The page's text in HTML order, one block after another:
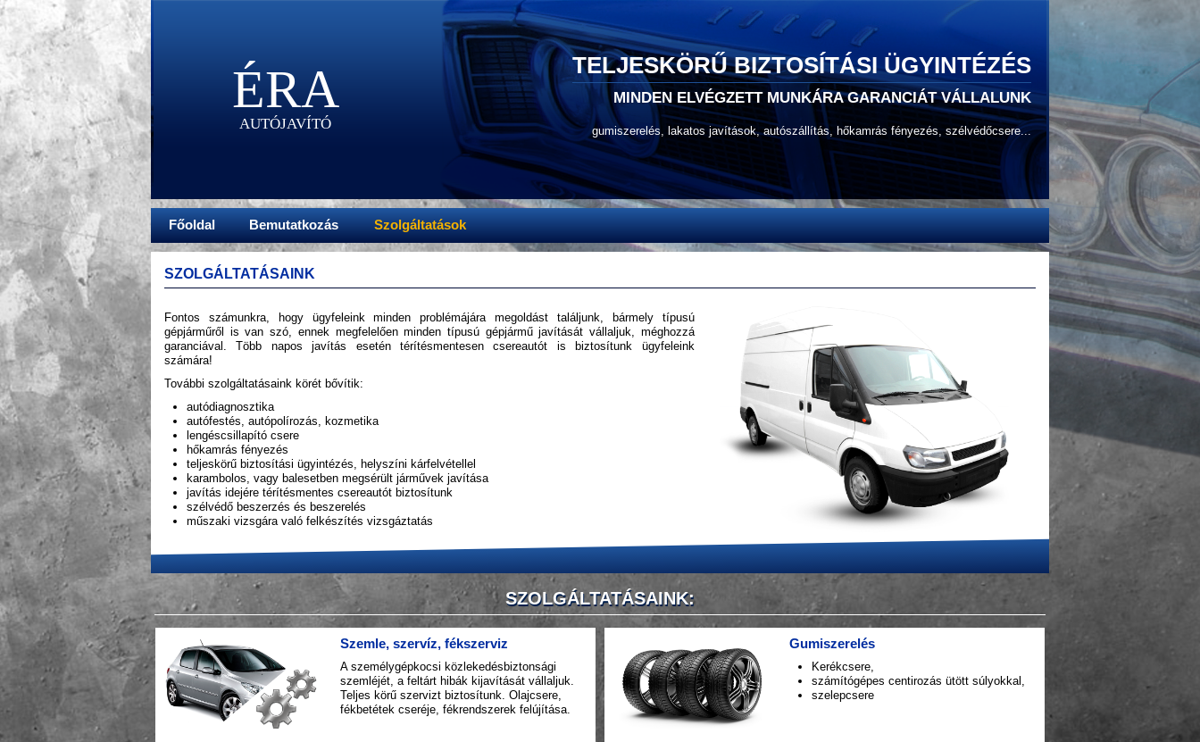
ÉRA
AUTÓJAVÍTÓ
TELJESKÖRŰ BIZTOSÍTÁSI ÜGYINTÉZÉS
MINDEN ELVÉGZETT MUNKÁRA GARANCIÁT VÁLLALUNK
gumiszerelés, lakatos javítások, autószállítás, hőkamrás fényezés, szélvédőcsere...
Főoldal Bemutatkozás Szolgáltatások
SZOLGÁLTATÁSAINK
Fontos számunkra, hogy ügyfeleink minden problémájára megoldást találjunk, bármely típusú
gépjárműről is van szó, ennek megfelelően minden típusú gépjármű javítását vállaljuk, méghozzá
garanciával. Több napos javítás esetén térítésmentesen csereautót is biztosítunk ügyfeleink
számára!
További szolgáltatásaink körét bővítik:
autódiagnosztika
autófestés, autópolírozás, kozmetika
lengéscsillapító csere
hőkamrás fényezés
teljeskörű biztosítási ügyintézés, helyszíni kárfelvétellel
karambolos, vagy balesetben megsérült járművek javítása
javítás idejére térítésmentes csereautót biztosítunk
szélvédő beszerzés és beszerelés
műszaki vizsgára való felkészítés vizsgáztatás
SZOLGÁLTATÁSAINK:
Szemle, szervíz, fékszerviz
A személygépkocsi közlekedésbiztonsági
szemléjét, a feltárt hibák kijavítását vállaljuk.
Teljes körű szervizt biztosítunk. Olajcsere,
fékbetétek cseréje, fékrendszerek felújítása.
Gumiszerelés
Kerékcsere,
számítógépes centirozás ütött súlyokkal,
szelepcsere